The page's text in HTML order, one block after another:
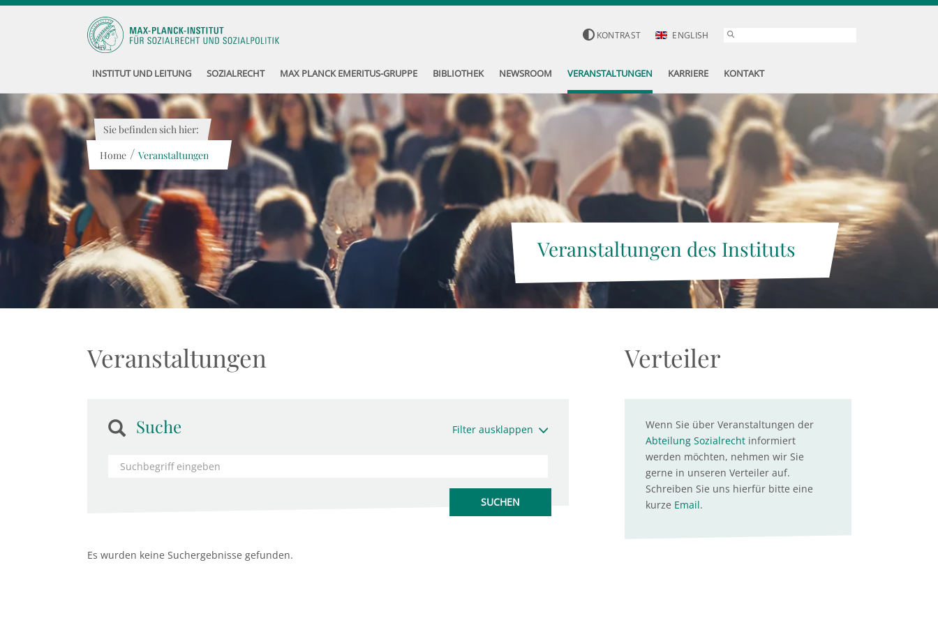
KONTRAST ENGLISH
INSTITUT UND LEITUNG SOZIALRECHT MAX PLANCK EMERITUS-GRUPPE BIBLIOTHEK NEWSROOM VERANSTALTUNGEN KARRIERE KONTAKT
Veranstaltungen des Instituts
Sie befinden sich hier:
Home / Veranstaltungen
Veranstaltungen
Suche Filter ausklappen
Es wurden keine Suchergebnisse gefunden.
Verteiler
Wenn Sie über Veranstaltungen der
Abteilung Sozialrechtinformiert
werden möchten, nehmen wir Sie
gerne in unseren Verteiler auf.
Schreiben Sie uns hierfür bitte eine
kurze Email.